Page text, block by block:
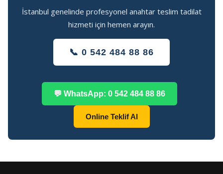
İstanbul genelinde profesyonel anahtar teslim tadilat
hizmeti için hemen arayın.
📞 0 542 484 88 86
💬 WhatsApp: 0 542 484 88 86
Online Teklif Al